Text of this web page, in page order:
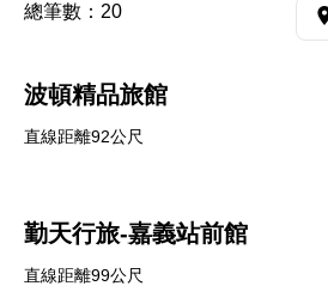
總筆數： 20
波頓精品旅館
直線距離92公尺
勤天行旅-嘉義站前館
直線距離99公尺